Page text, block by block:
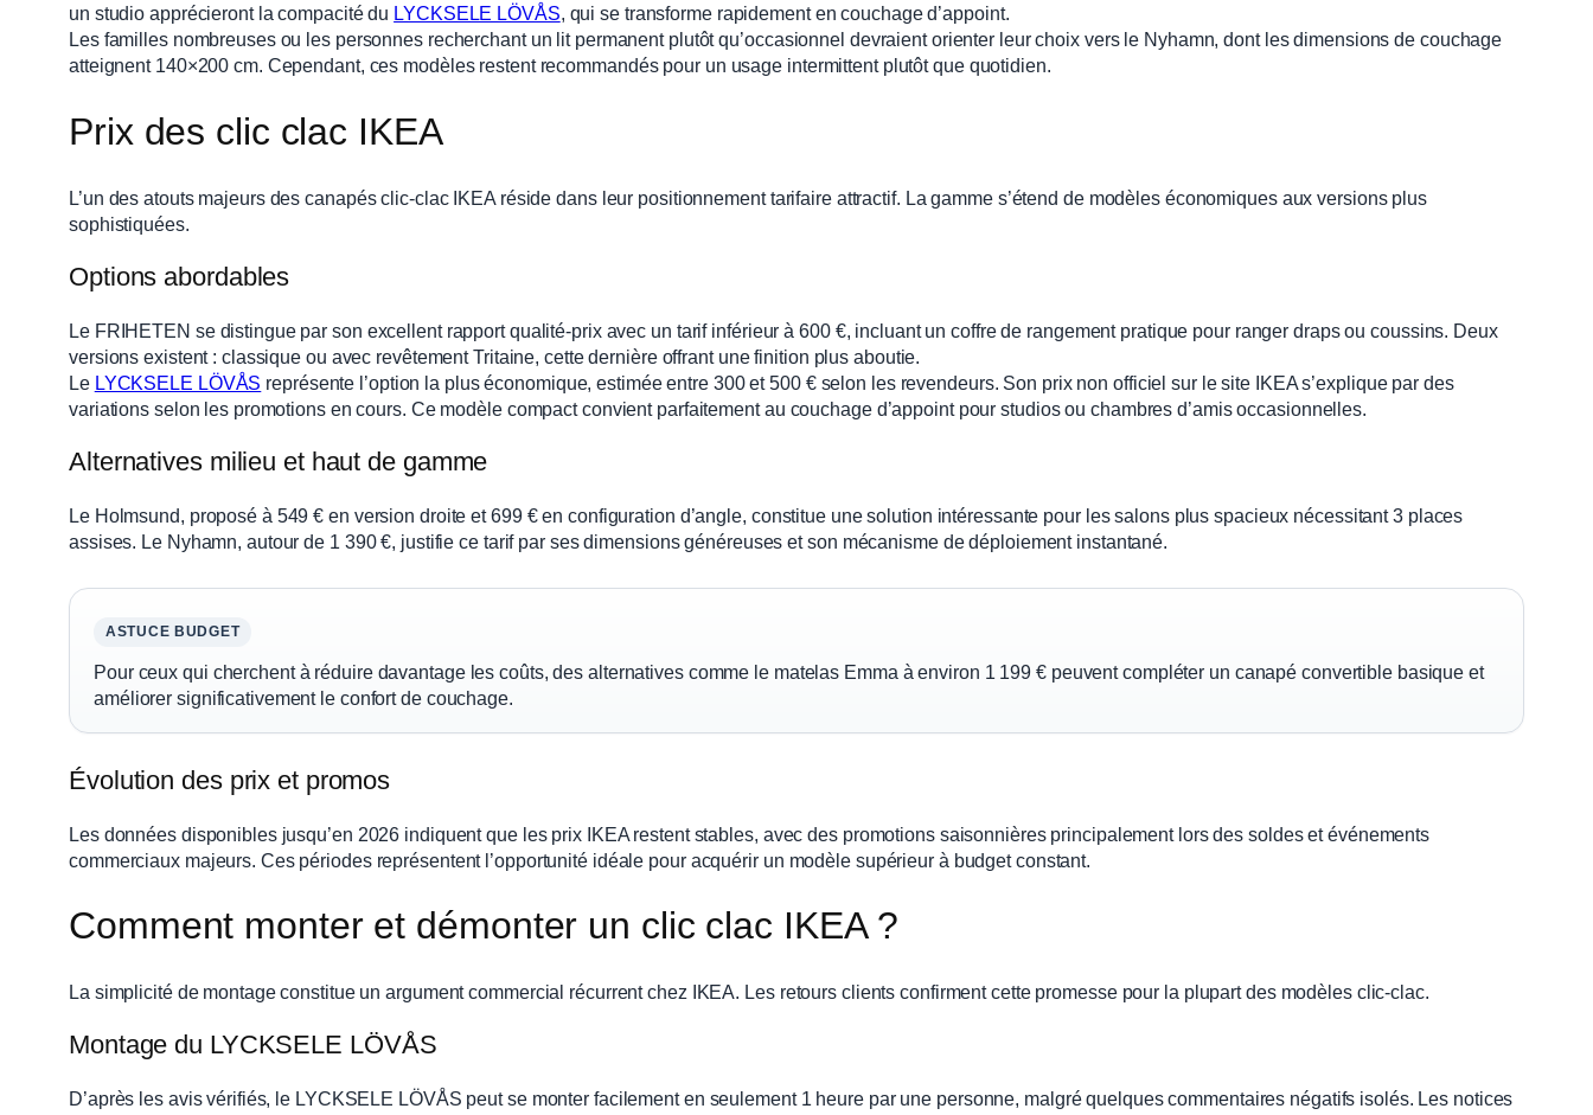
un studio apprécieront la compacité du LYCKSELE LÖVÅS, qui se transforme rapidement en couchage d’appoint.
Les familles nombreuses ou les personnes recherchant un lit permanent plutôt qu’occasionnel devraient orienter leur choix vers le Nyhamn, dont les dimensions de couchage
atteignent 140×200 cm. Cependant, ces modèles restent recommandés pour un usage intermittent plutôt que quotidien.
Prix des clic clac IKEA
L’un des atouts majeurs des canapés clic-clac IKEA réside dans leur positionnement tarifaire attractif. La gamme s’étend de modèles économiques aux versions plus
sophistiquées.
Options abordables
Le FRIHETEN se distingue par son excellent rapport qualité-prix avec un tarif inférieur à 600 €, incluant un coffre de rangement pratique pour ranger draps ou coussins. Deux
versions existent : classique ou avec revêtement Tritaine, cette dernière offrant une finition plus aboutie.
Le LYCKSELE LÖVÅS représente l’option la plus économique, estimée entre 300 et 500 € selon les revendeurs. Son prix non officiel sur le site IKEA s’explique par des
variations selon les promotions en cours. Ce modèle compact convient parfaitement au couchage d’appoint pour studios ou chambres d’amis occasionnelles.
Alternatives milieu et haut de gamme
Le Holmsund, proposé à 549 € en version droite et 699 € en configuration d’angle, constitue une solution intéressante pour les salons plus spacieux nécessitant 3 places
assises. Le Nyhamn, autour de 1 390 €, justifie ce tarif par ses dimensions généreuses et son mécanisme de déploiement instantané.
ASTUCE BUDGET
Pour ceux qui cherchent à réduire davantage les coûts, des alternatives comme le matelas Emma à environ 1 199 € peuvent compléter un canapé convertible basique et
améliorer significativement le confort de couchage.
Évolution des prix et promos
Les données disponibles jusqu’en 2026 indiquent que les prix IKEA restent stables, avec des promotions saisonnières principalement lors des soldes et événements
commerciaux majeurs. Ces périodes représentent l’opportunité idéale pour acquérir un modèle supérieur à budget constant.
Comment monter et démonter un clic clac IKEA ?
La simplicité de montage constitue un argument commercial récurrent chez IKEA. Les retours clients confirment cette promesse pour la plupart des modèles clic-clac.
Montage du LYCKSELE LÖVÅS
D’après les avis vérifiés, le LYCKSELE LÖVÅS peut se monter facilement en seulement 1 heure par une personne, malgré quelques commentaires négatifs isolés. Les notices